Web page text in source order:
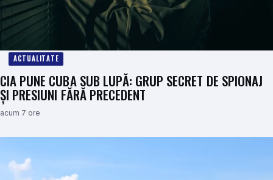
ACTUALITATE
CIA PUNE CUBA SUB LUPĂ: GRUP SECRET DE SPIONAJ
ȘI PRESIUNI FĂRĂ PRECEDENT
acum 7 ore